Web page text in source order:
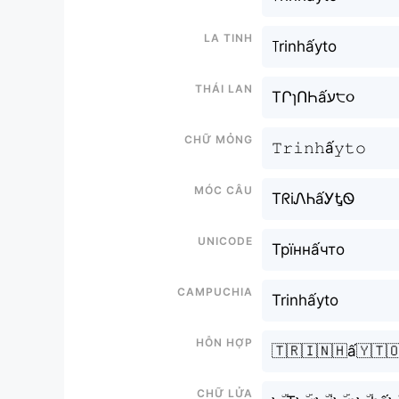
La tinh
꓄rinhấyto
Thái lan
TՐɿՈҺấע੮૦
Chữ mỏng
𝚃𝚛𝚒𝚗𝚑ấ𝚢𝚝𝚘
Móc câu
TᖇiᏁᏂấᎩᎿᏫ
Unicode
Трїннấчто
Campuchia
Trinhấyto
Hỗn hợp
Chữ Lửa